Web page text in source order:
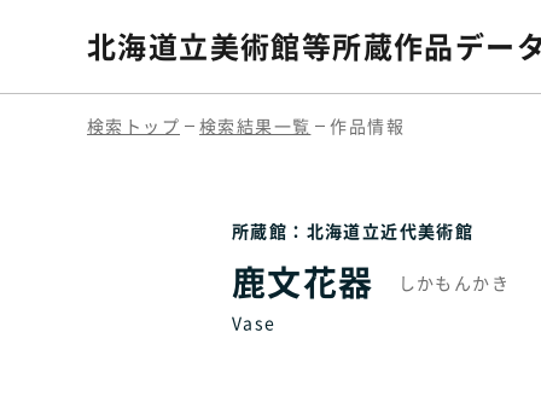
北海道立美術館等所蔵作品デー
検索トップ 検索結果一覧 作品情報
所蔵館：北海道立近代美術館
鹿文花器
しかもんかき
Vase